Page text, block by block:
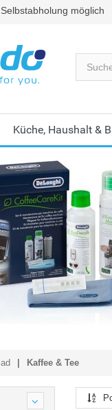
Selbstabholung möglich
Küche, Haushalt &
Kaffee & Tee